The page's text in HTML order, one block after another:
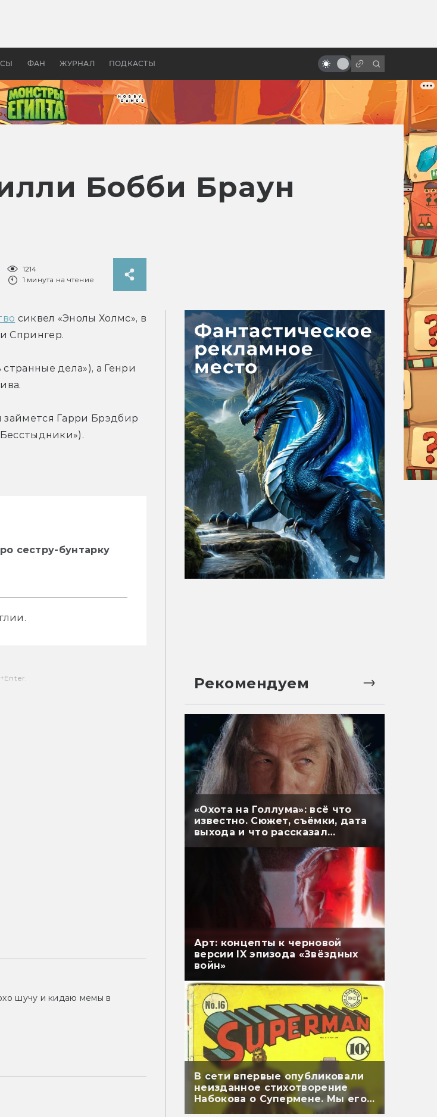
ФАН ЖУРНАЛ ПОДКАСТЫ
Древней Грецией
комедиях
Бобби Браун
1214
1 минута на чтение
сиквел «Энолы Холмс», в
Спрингер.
дела»), а Генри
займется Гарри Брэдбир
сестру-бунтарку
шучу и кидаю мемы в
Рекомендуем
«Охота на Голлума»: всё что
известно. Сюжет, съёмки, дата
выхода и что рассказал
Арт: концепты к черновой
версии IX эпизода «Звёздных
войн»
В сети впервые опубликовали
неизданное стихотворение
Набокова о Супермене. Мы его
перевели